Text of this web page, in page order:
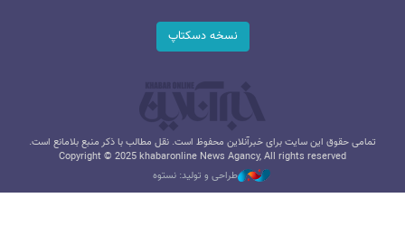
نسخه دسکتاپ
تمامی حقوق این سایت برای خبرآنلاین محفوظ است. نقل مطالب با ذکر منبع بلامانع است.
Copyright © 2025 khabaronline News Agancy, All rights reserved
طراحی و تولید: نستوه